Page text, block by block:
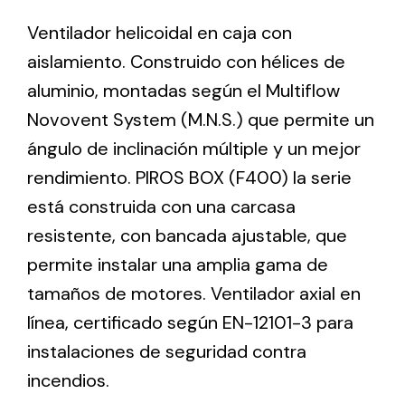
Ventilation
The incorporation of Novovent into the group
meant a greater offer of ventilation products for
different uses
Iluminación Solar
Variedad de soluciones solares para todo tipo
de necesidades.
Ventilador helicoidal en caja con
aislamiento. Construido con hélices de
aluminio, montadas según el Multiflow
Novovent System (M.N.S.) que permite un
ángulo de inclinación múltiple y un mejor
rendimiento. PIROS BOX (F400) la serie
está construida con una carcasa
resistente, con bancada ajustable, que
permite instalar una amplia gama de
tamaños de motores. Ventilador axial en
línea, certificado según EN-12101-3 para
instalaciones de seguridad contra
incendios.